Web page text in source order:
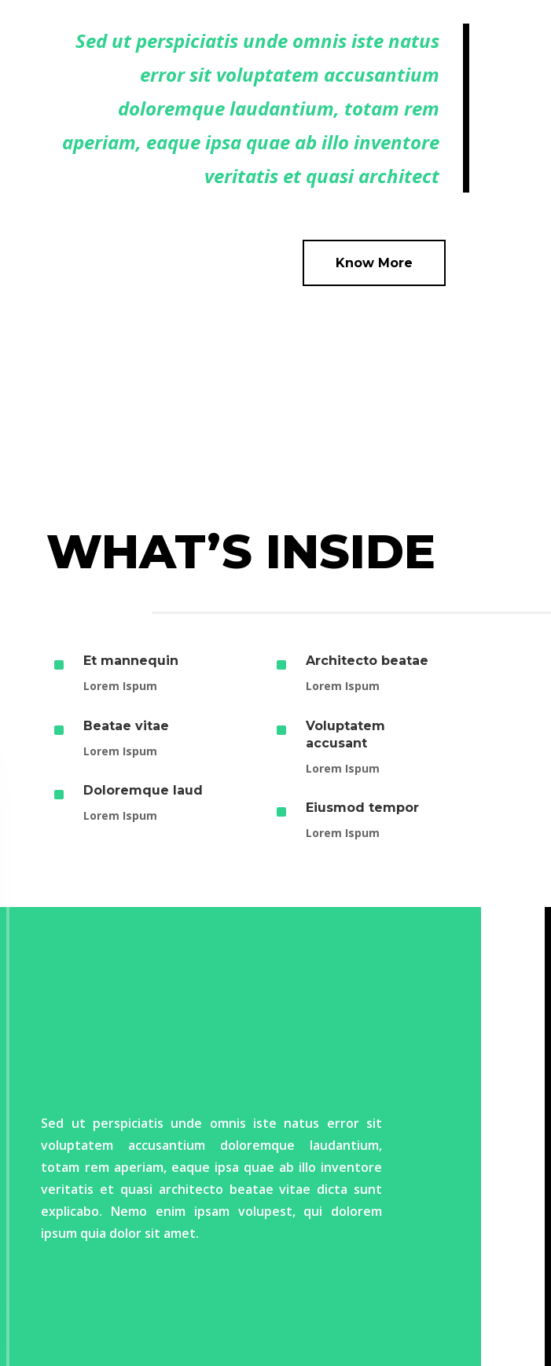
Sed ut perspiciatis unde omnis iste natus
error sit voluptatem accusantium
doloremque laudantium, totam rem
aperiam, eaque ipsa quae ab illo inventore
veritatis et quasi architect
Know More
WHAT’S INSIDE
^
Et mannequin
Lorem Ispum
^
Beatae vitae
Lorem Ispum
^
Doloremque laud
Lorem Ispum
^
Architecto beatae
Lorem Ispum
^
Voluptatem
accusant
Lorem Ispum
^
Eiusmod tempor
Lorem Ispum
Sed ut perspiciatis unde omnis iste natus error sit
voluptatem accusantium doloremque laudantium,
totam rem aperiam, eaque ipsa quae ab illo inventore
veritatis et quasi architecto beatae vitae dicta sunt
explicabo. Nemo enim ipsam volupest, qui dolorem
ipsum quia dolor sit amet.